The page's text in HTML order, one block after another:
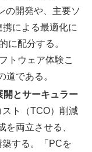
の開発や、主要ソ
による最適化に
に配分する。
トウェア体験こ
道である。
開とサーキュラー
ト（TCO）削減
を両立させる、
する。「PCを